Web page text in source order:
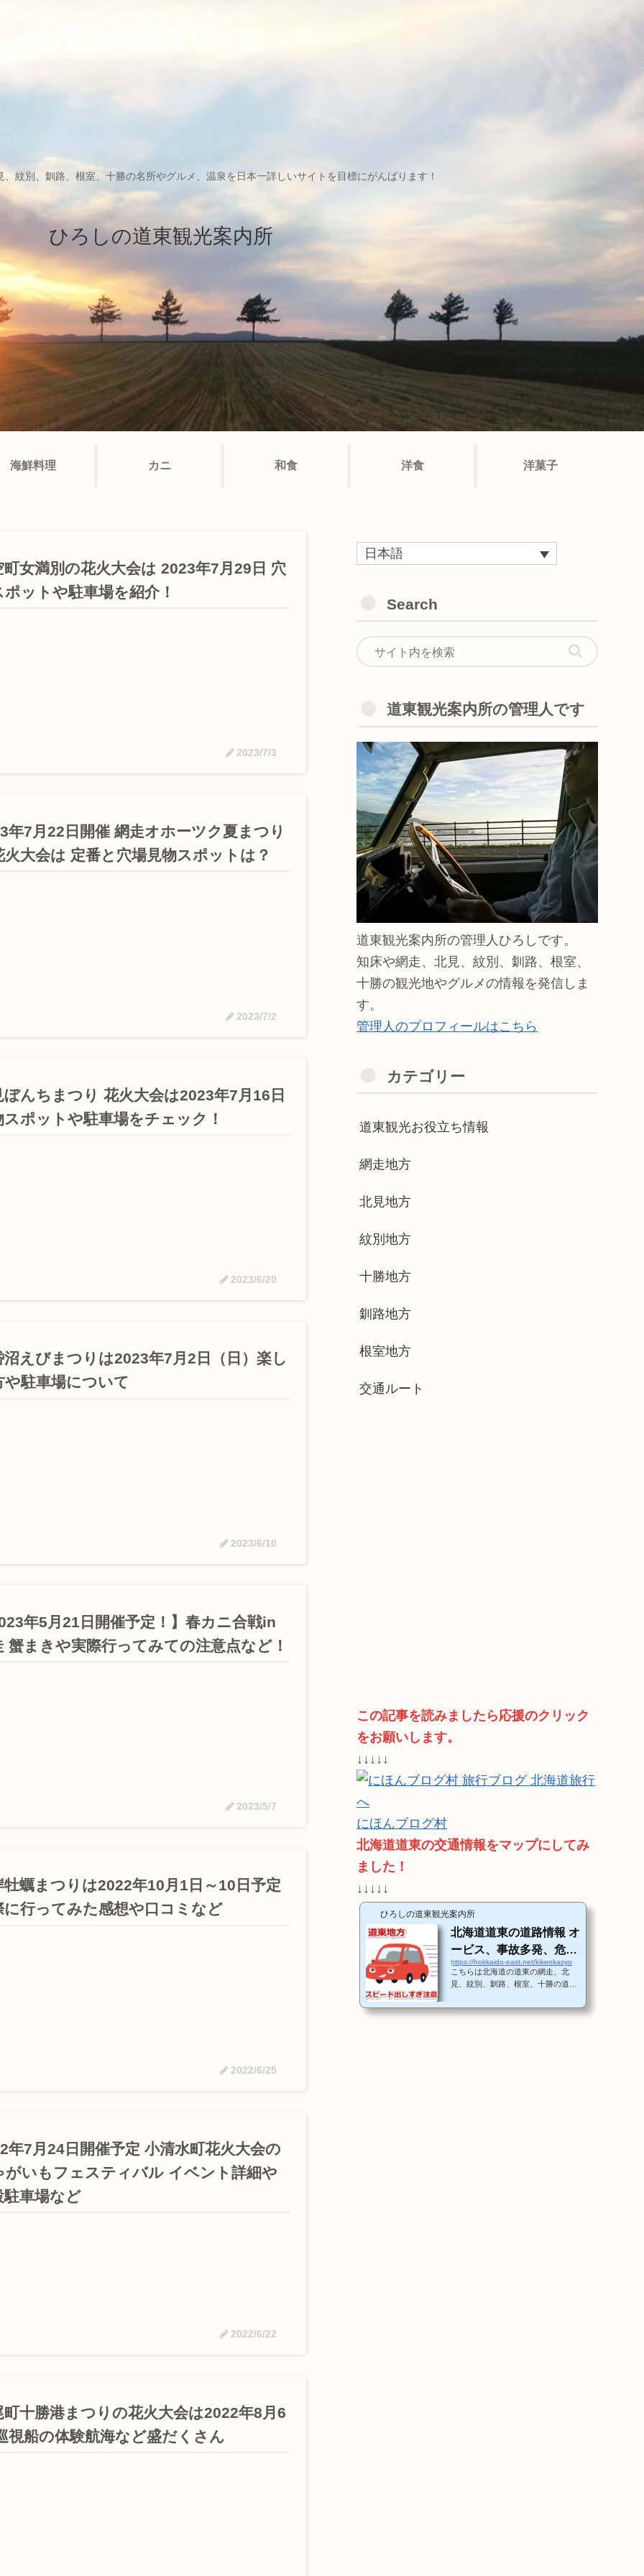
紋別、釧路、根室、十勝の名所やグルメ、温泉を日本一詳しいサイトを目標にがんばります！
ひろしの道東観光案内所
海鮮料理 カニ 和食 洋食 洋菓子
町女満別の花火大会は 2023年7月29日 穴
ポットや駐車場を紹介！
2023/7/3
年7月22日開催 網走オホーツク夏まつり
火大会は 定番と穴場見物スポットは？
2023/7/2
ぼんちまつり 花火大会は2023年7月16日
スポットや駐車場をチェック！
2023/6/20
沼えびまつりは2023年7月2日（日）楽し
や駐車場について
2023/6/10
年5月21日開催予定！】春カニ合戦in
蟹まきや実際行ってみての注意点など！
2023/5/7
牡蠣まつりは2022年10月1日～10日予定
に行ってみた感想や口コミなど
2022/6/25
年7月24日開催予定 小清水町花火大会の
がいもフェスティバル イベント詳細や
駐車場など
2022/6/22
町十勝港まつりの花火大会は2022年8月6
視船の体験航海など盛だくさん
日本語
Search
道東観光案内所の管理人です
道東観光案内所の管理人ひろしです。
知床や網走、北見、紋別、釧路、根室、
十勝の観光地やグルメの情報を発信しま
す。
管理人のプロフィールはこちら
カテゴリー
道東観光お役立ち情報
網走地方
北見地方
紋別地方
十勝地方
釧路地方
根室地方
交通ルート
この記事を読みましたら応援のクリック
をお願いします。
↓↓↓↓↓
にほんブログ村
北海道道東の交通情報をマップにしてみ
ました！
↓↓↓↓↓
ひろしの道東観光案内所
北海道道東の道路情報 オ
ービス、事故多発、危険
箇所、スピード出しすぎ
注意！
https://hokkaido-east.net/kikenkasyo
こちらは北海道の道東の網走、北
見、紋別、釧路、根室、十勝の道路
多発箇所、冬場に危険な道路、オー